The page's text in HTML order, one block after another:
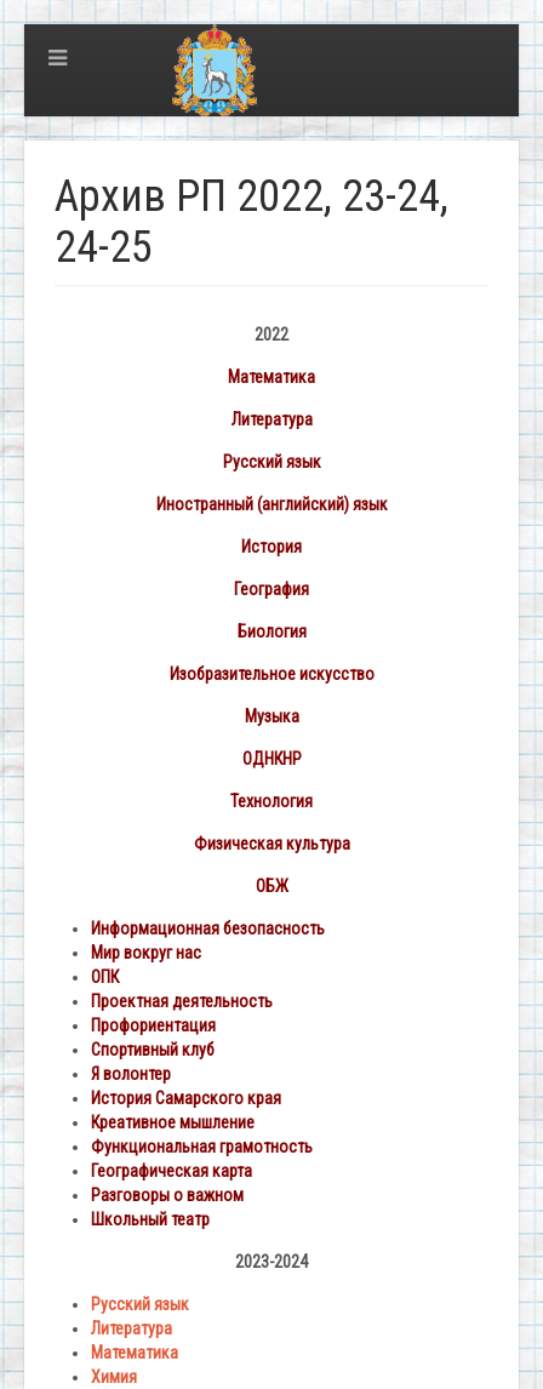
Архив РП 2022, 23-24,
24-25
2022
Математика
Литература
Русский язык
Иностранный (английский) язык
История
География
Биология
Изобразительное искусство
Музыка
ОДНКНР
Технология
Физическая культура
ОБЖ
Информационная безопасность
Мир вокруг нас
ОПК
Проектная деятельность
Профориентация
Спортивный клуб
Я волонтер
История Самарского края
Креативное мышление
Функциональная грамотность
Географическая карта
Разговоры о важном
Школьный театр
2023-2024
Русский язык
Литература
Математика
Химия